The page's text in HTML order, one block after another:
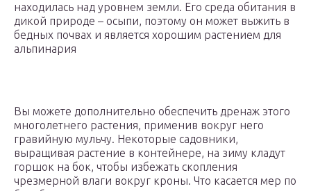
находилась над уровнем земли. Его среда обитания в
дикой природе – осыпи, поэтому он может выжить в
бедных почвах и является хорошим растением для
альпинария
Вы можете дополнительно обеспечить дренаж этого
многолетнего растения, применив вокруг него
гравийную мульчу. Некоторые садовники,
выращивая растение в контейнере, на зиму кладут
горшок на бок, чтобы избежать скопления
чрезмерной влаги вокруг кроны. Что касается мер по